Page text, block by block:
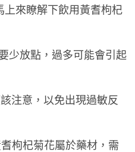
上來瞭解下飲用黃耆枸杞
少放點，過多可能會引起
注意，以免出現過敏反
枸杞菊花屬於藥材，需